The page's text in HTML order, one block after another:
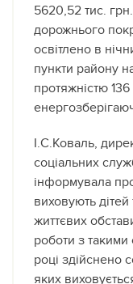
5620,52 тис.
дорожнього
освітлено в
пункти району
протяжністю
І.С.Коваль,
соціальних
інформувала
виховують
життєвих
роботи з
році здійснено
яких